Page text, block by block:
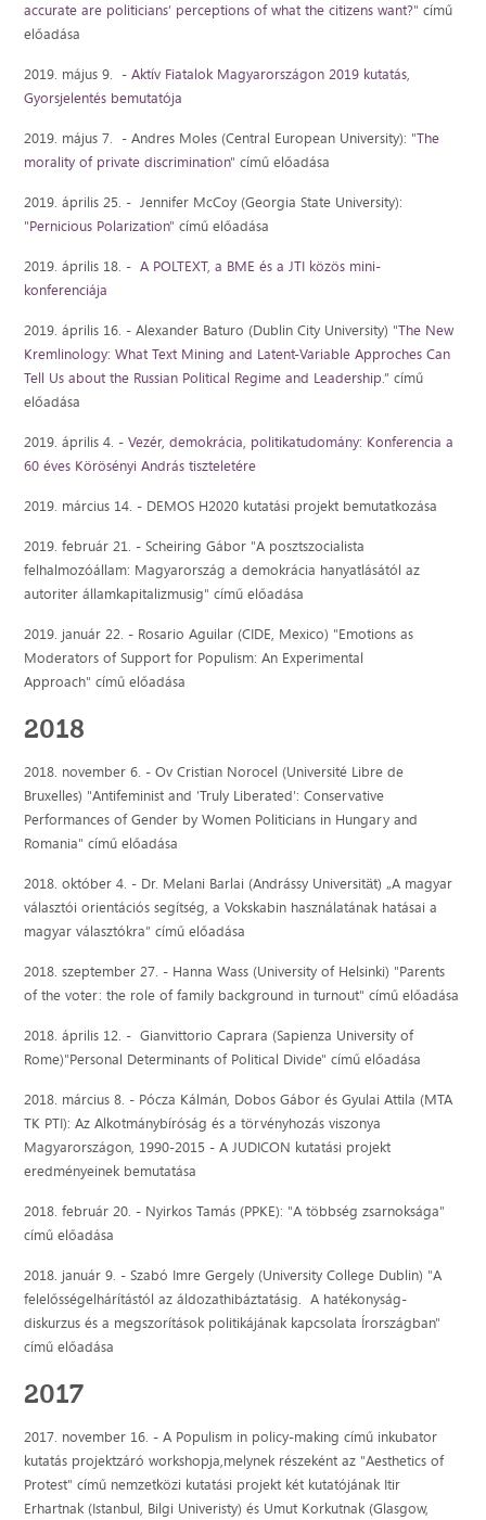
accurate are politicians’ perceptions of what the citizens want?" című
előadása
2019. május 9. -Aktív Fiatalok Magyarországon 2019 kutatás,
Gyorsjelentés bemutatója
2019. május 7. - Andres Moles (Central European University): "The
morality of private discrimination" című előadása
2019. április 25. - Jennifer McCoy (Georgia State University):
"Pernicious Polarization" című előadása
2019. április 18. -A POLTEXT, a BME és a JTI közös mini-
konferenciája
2019. április 16. - Alexander Baturo (Dublin City University) "The New
Kremlinology: What Text Mining and Latent-Variable Approches Can
Tell Us about the Russian Political Regime and Leadership.”című
előadása
2019. április 4. -Vezér, demokrácia, politikatudomány: Konferencia a
60 éves Körösényi András tiszteletére
2019. március 14. - DEMOS H2020 kutatási projekt bemutatkozása
2019. február 21. - Scheiring Gábor "A posztszocialista
felhalmozóállam: Magyarország a demokrácia hanyatlásától az
autoriter államkapitalizmusig" című előadása
2019. január 22. - Rosario Aguilar (CIDE, Mexico) "Emotions as
Moderators of Support for Populism: An Experimental
Approach" című előadása
2018
2018. november 6. - Ov Cristian Norocel (Université Libre de
Bruxelles) "Antifeminist and 'Truly Liberated': Conservative
Performances of Gender by Women Politicians in Hungary and
Romania" című előadása
2018. október 4. - Dr. Melani Barlai (Andrássy Universität) „A magyar
választói orientációs segítség, a Vokskabin használatának hatásai a
magyar választókra” című előadása
2018. szeptember 27. - Hanna Wass (University of Helsinki) "Parents
of the voter: the role of family background in turnout" című előadása
2018. április 12. - Gianvittorio Caprara (Sapienza University of
Rome)"Personal Determinants of Political Divide" című előadása
2018. március 8. - Pócza Kálmán, Dobos Gábor és Gyulai Attila (MTA
TK PTI): Az Alkotmánybíróság és a törvényhozás viszonya
Magyarországon, 1990-2015 - A JUDICON kutatási projekt
eredményeinek bemutatása
2018. február 20. - Nyirkos Tamás (PPKE): "A többség zsarnoksága"
című előadása
2018. január 9. - Szabó Imre Gergely (University College Dublin) "A
felelősségelhárítástól az áldozathibáztatásig. A hatékonyság-
diskurzus és a megszorítások politikájának kapcsolata Írországban"
című előadása
2017
2017. november 16. - A Populism in policy-making című inkubator
kutatás projektzáró workshopja,melynek részeként az "Aesthetics of
Protest" című nemzetközi kutatási projekt két kutatójának Itir
Erhartnak (Istanbul, Bilgi Univeristy) és Umut Korkutnak (Glasgow,